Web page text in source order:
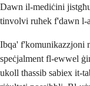
Dawn il-mediċini
tinvolvi ruħek f'dawn l-
Ibqa' f'komunikazzjoni
speċjalment fl-ewwel
ukoll tħassib sabiex it-